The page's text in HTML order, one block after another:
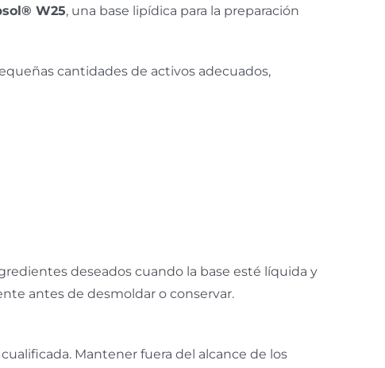
W25, una base lipídica para la preparación
cantidades de activos adecuados,
deseados cuando la base esté líquida y
antes de desmoldar o conservar.
Mantener fuera del alcance de los